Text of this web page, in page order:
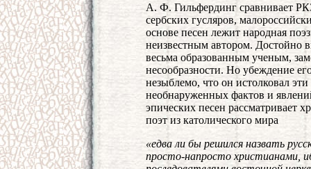
А. Ф. Гильфердинг сравнивает
сербских гусляров,
основе песен лежит народная
неизвестным автором. Достойно
весьма образованным ученым,
несообразности. Но убеждение
незыблемо, что он истолковал
необнаруженных фактов и
эпических песен рассматривает
поэт из католического мира
«едва ли бы решился назвать
просто-напросто христианами,